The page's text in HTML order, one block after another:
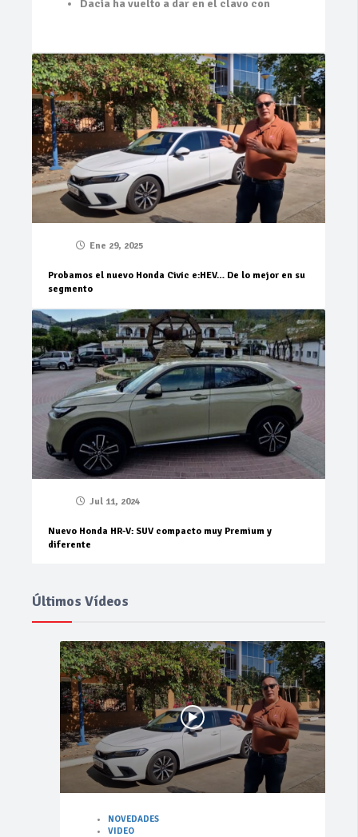
Dacia ha vuelto a dar en el clavo con
Ene 29, 2025
Probamos el nuevo Honda Civic e:HEV… De lo mejor en su
segmento
Jul 11, 2024
Nuevo Honda HR-V: SUV compacto muy Premium y
diferente
Últimos Vídeos
NOVEDADES
VIDEO